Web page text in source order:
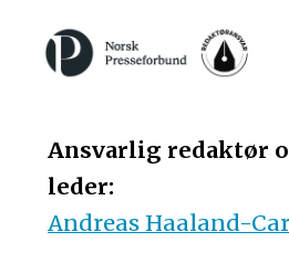
Ansvarlig redaktør
leder:
Andreas Haaland-